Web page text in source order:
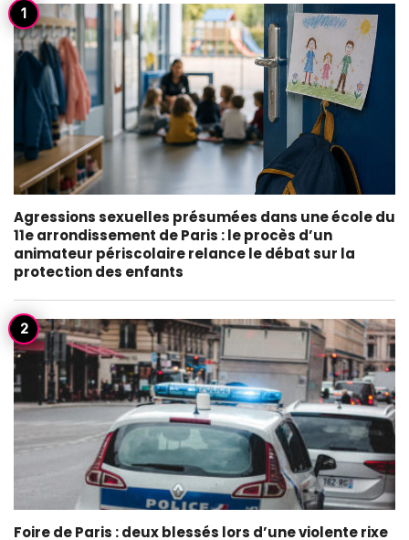
Agressions sexuelles présumées dans une école du
11e arrondissement de Paris : le procès d’un
animateur périscolaire relance le débat sur la
protection des enfants
Foire de Paris : deux blessés lors d’une violente rixe